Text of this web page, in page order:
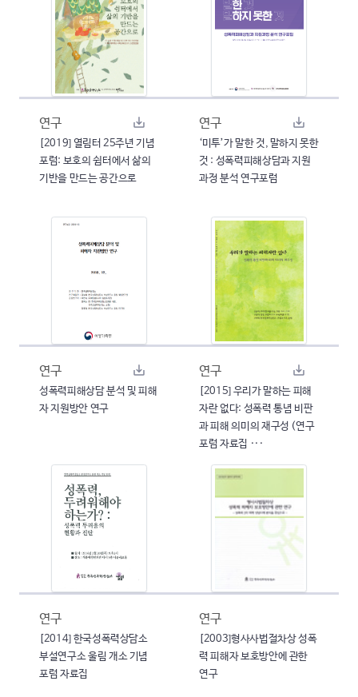
연구
[2019] 열림터 25주년 기념
포럼: 보호의 쉼터에서 삶의
기반을 만드는 공간으로
연구
‘미투’가 말한 것, 말하지 못한
것 : 성폭력피해상담과 지원
과정 분석 연구포럼
연구
성폭력피해상담 분석 및 피해
자 지원방안 연구
연구
[2015] 우리가 말하는 피해
자란 없다: 성폭력 통념 비판
과 피해 의미의 재구성 (연구
포럼 자료집 ···
연구
[2014] 한국성폭력상담소
부설연구소 울림 개소 기념
포럼 자료집
연구
[2003]형사사법절차상 성폭
력 피해자 보호방안에 관한
연구